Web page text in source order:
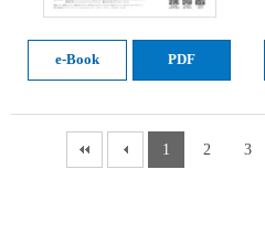
e-Book PDF
1 2 3